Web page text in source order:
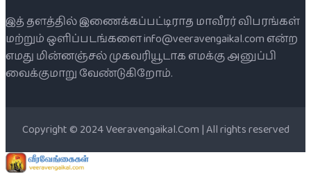
இத் தளத்தில் இணைக்கப்பட்டிராத மாவீரர் விபரங்கள்
மற்றும் ஒளிப்படங்களை info@veeravengaikal.com என்ற
எமது மின்னஞ்சல் முகவரியூடாக எமக்கு அனுப்பி
வைக்குமாறு வேண்டுகிறோம்.
Copyright © 2024 Veeravengaikal.Com | All rights reserved